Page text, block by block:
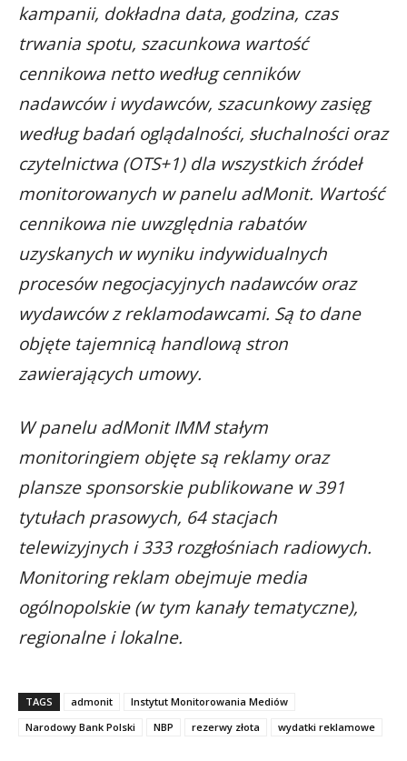
kampanii, dokładna data, godzina, czas
trwania spotu, szacunkowa wartość
cennikowa netto według cenników
nadawców i wydawców, szacunkowy zasięg
według badań oglądalności, słuchalności oraz
czytelnictwa (OTS+1) dla wszystkich źródeł
monitorowanych w panelu adMonit. Wartość
cennikowa nie uwzględnia rabatów
uzyskanych w wyniku indywidualnych
procesów negocjacyjnych nadawców oraz
wydawców z reklamodawcami. Są to dane
objęte tajemnicą handlową stron
zawierających umowy.
W panelu adMonit IMM stałym
monitoringiem objęte są reklamy oraz
plansze sponsorskie publikowane w 391
tytułach prasowych, 64 stacjach
telewizyjnych i 333 rozgłośniach radiowych.
Monitoring reklam obejmuje media
ogólnopolskie (w tym kanały tematyczne),
regionalne i lokalne.
TAGS admonit
Instytut Monitorowania Mediów
Narodowy Bank Polski
NBP rezerwy złota wydatki reklamowe